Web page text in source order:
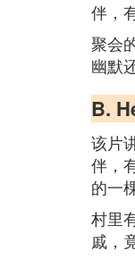
伴，
聚会
幽默
B.
该片
伴，
的一
村里
戚，